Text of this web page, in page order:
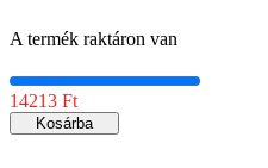
A termék raktáron van
14213 Ft
Kosárba